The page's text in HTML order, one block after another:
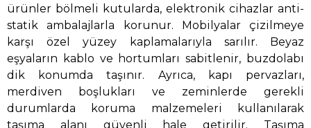
ürünler bölmeli kutularda, elektronik cihazlar anti-
statik ambalajlarla korunur. Mobilyalar çizilmeye
karşı özel yüzey kaplamalarıyla sarılır. Beyaz
eşyaların kablo ve hortumları sabitlenir, buzdolabı
dik konumda taşınır. Ayrıca, kapı pervazları,
merdiven boşlukları ve zeminlerde gerekli
durumlarda koruma malzemeleri kullanılarak
taşıma alanı güvenli hale getirilir. Taşıma